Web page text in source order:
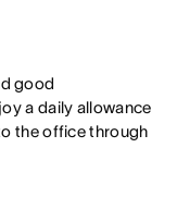
good
a daily allowance
the office through